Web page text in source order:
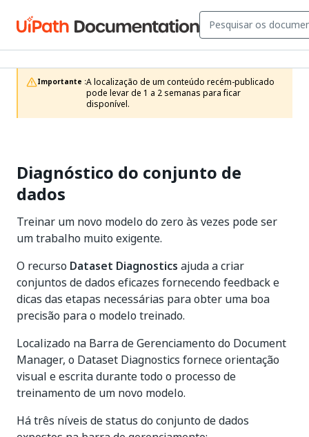
Importante :A localização de um conteúdo recém-publicado
pode levar de 1 a 2 semanas para ficar
disponível.
Diagnóstico do conjunto de
dados
Treinar um novo modelo do zero às vezes pode ser
um trabalho muito exigente.
O recurso Dataset Diagnostics ajuda a criar
conjuntos de dados eficazes fornecendo feedback e
dicas das etapas necessárias para obter uma boa
precisão para o modelo treinado.
Localizado na Barra de Gerenciamento do Document
Manager, o Dataset Diagnostics fornece orientação
visual e escrita durante todo o processo de
treinamento de um novo modelo.
Há três níveis de status do conjunto de dados